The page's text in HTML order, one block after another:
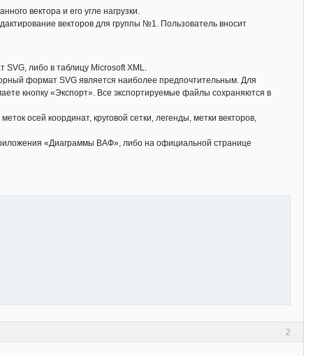
вектора и его угле нагрузки.
векторов для группы №1. Пользователь вносит
либо в таблицу Microsoft XML.
формат SVG является наиболее предпочтительным. Для
кнопку «Экспорт». Все экспортируемые файлы сохраняются в
осей координат, круговой сетки, легенды, метки векторов,
«Диаграммы ВАФ», либо на официальной странице
2